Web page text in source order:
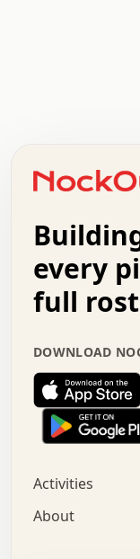
+   .   .   .
.   .   .   .
.   .   .   .
.   :   .   .
.   .   x   .
.   .   .   .
.   .   .   .
.   .   .   .
.   .   .   .
.   .   .   .
.   .   :   o
.   o   .   .
+   .   o   .
.   +   .   .
every
full
DOWNLOAD
Activities
About